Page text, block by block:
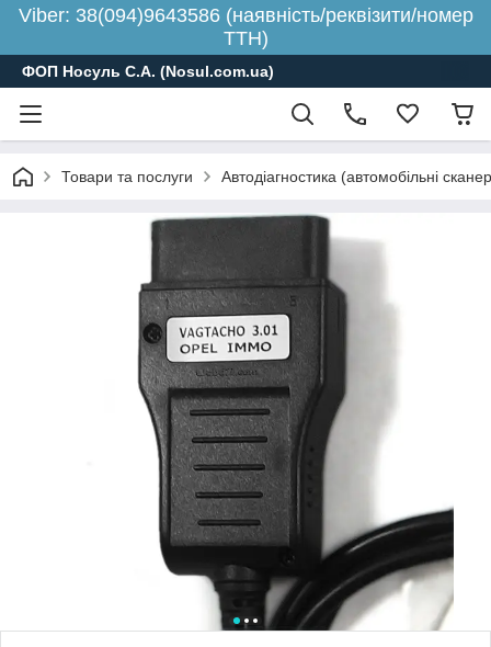
Viber: 38(094)9643586 (наявність/реквізити/номер
ТТН)
ФОП Носуль С.А. (Nosul.com.ua)
Товари та послуги Автодіагностика (автомобільні